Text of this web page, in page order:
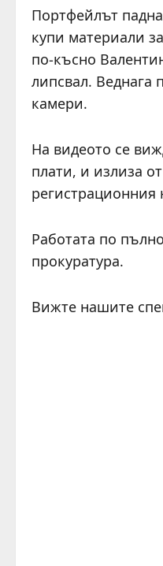
Портфейлът
купи материали
по-късно
липсвал. Веднага
камери.
На видеото се
плати, и излиза
регистрационния
Работата по
прокуратура.
Вижте нашите